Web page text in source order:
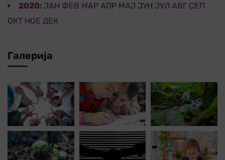
2020: ЈАН ФЕВ МАР АПР МАЈ ЈУН ЈУЛ АВГ СЕП
ОКТ НОЕ ДЕК
Галерија